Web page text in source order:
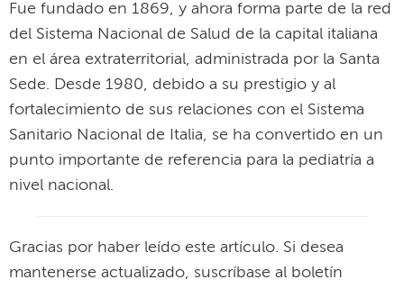
Fue fundado en 1869, y ahora forma parte de la red
del Sistema Nacional de Salud de la capital italiana
en el área extraterritorial, administrada por la Santa
Sede. Desde 1980, debido a su prestigio y al
fortalecimiento de sus relaciones con el Sistema
Sanitario Nacional de Italia, se ha convertido en un
punto importante de referencia para la pediatría a
nivel nacional.
Gracias por haber leído este artículo. Si desea
mantenerse actualizado, suscríbase al boletín